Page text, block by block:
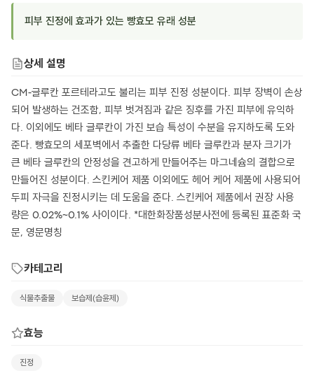
피부 진정에 효과가 있는 빵효모 유래 성분
상세 설명
CM-글루칸 포르테라고도 불리는 피부 진정 성분이다. 피부 장벽이 손상
되어 발생하는 건조함, 피부 벗겨짐과 같은 징후를 가진 피부에 유익하
다. 이외에도 베타 글루칸이 가진 보습 특성이 수분을 유지하도록 도와
준다. 빵효모의 세포벽에서 추출한 다당류 베타 글루칸과 분자 크기가
큰 베타 글루칸의 안정성을 견고하게 만들어주는 마그네슘의 결합으로
만들어진 성분이다. 스킨케어 제품 이외에도 헤어 케어 제품에 사용되어
두피 자극을 진정시키는 데 도움을 준다. 스킨케어 제품에서 권장 사용
량은 0.02%~0.1% 사이이다. *대한화장품성분사전에 등록된 표준화 국
문, 영문명칭
카테고리
식물추출물 보습제(습윤제)
효능
진정